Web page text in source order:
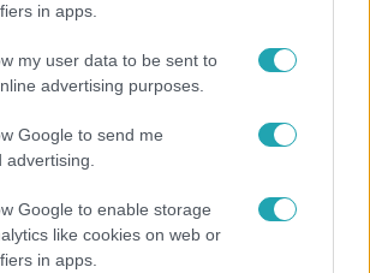
in apps.
my user data to be sent to
advertising purposes.
Google to send me
Google to enable storage
like cookies on web or
in apps.